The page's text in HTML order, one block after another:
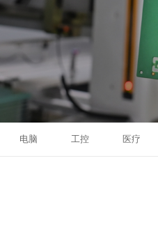
电脑 工控 医疗